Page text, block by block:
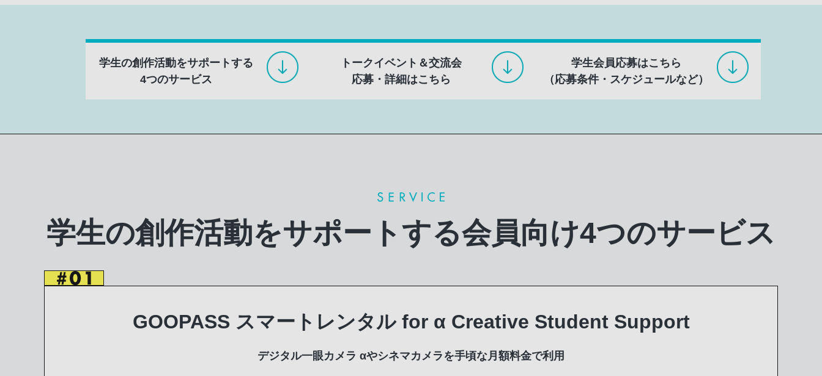
学生の創作活動をサポートする
4つのサービス
トークイベント＆交流会
応募・詳細はこちら
学生会員応募はこちら
（応募条件・スケジュールなど）
学生の創作活動をサポートする会員向け4つのサービス
GOOPASS スマートレンタル for α Creative Student Support
デジタル一眼カメラ αやシネマカメラを手頃な月額料金で利用